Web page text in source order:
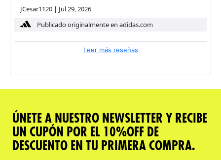
JCesar1120 | Jul 29, 2026
Publicado originalmente en adidas.com
Leer más reseñas
ÚNETE A NUESTRO NEWSLETTER Y RECIBE
UN CUPÓN POR EL 10%OFF DE
DESCUENTO EN TU PRIMERA COMPRA.